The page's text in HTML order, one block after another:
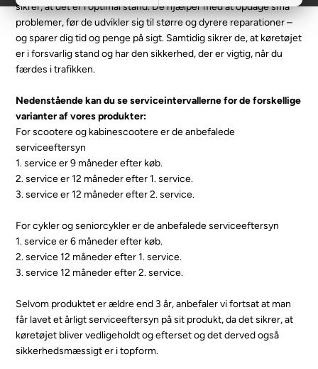
sikrer, at det er i optimal stand. De hjælper med at opdage små
problemer, før de udvikler sig til større og dyrere reparationer –
og sparer dig tid og penge på sigt. Samtidig sikrer de, at køretøjet
er i forsvarlig stand og har den sikkerhed, der er vigtig, når du
færdes i trafikken.
Nedenstående kan du se serviceintervallerne for de forskellige
varianter af vores produkter:
For scootere og kabinescootere er de anbefalede
serviceeftersyn
1. service er 9 måneder efter køb.
2. service er 12 måneder efter 1. service.
3. service er 12 måneder efter 2. service.
For cykler og seniorcykler er de anbefalede serviceeftersyn
1. service er 6 måneder efter køb.
2. service 12 måneder efter 1. service.
3. service 12 måneder efter 2. service.
Selvom produktet er ældre end 3 år, anbefaler vi fortsat at man
får lavet et årligt serviceeftersyn på sit produkt, da det sikrer, at
køretøjet bliver vedligeholdt og efterset og det derved også
sikkerhedsmæssigt er i topform.